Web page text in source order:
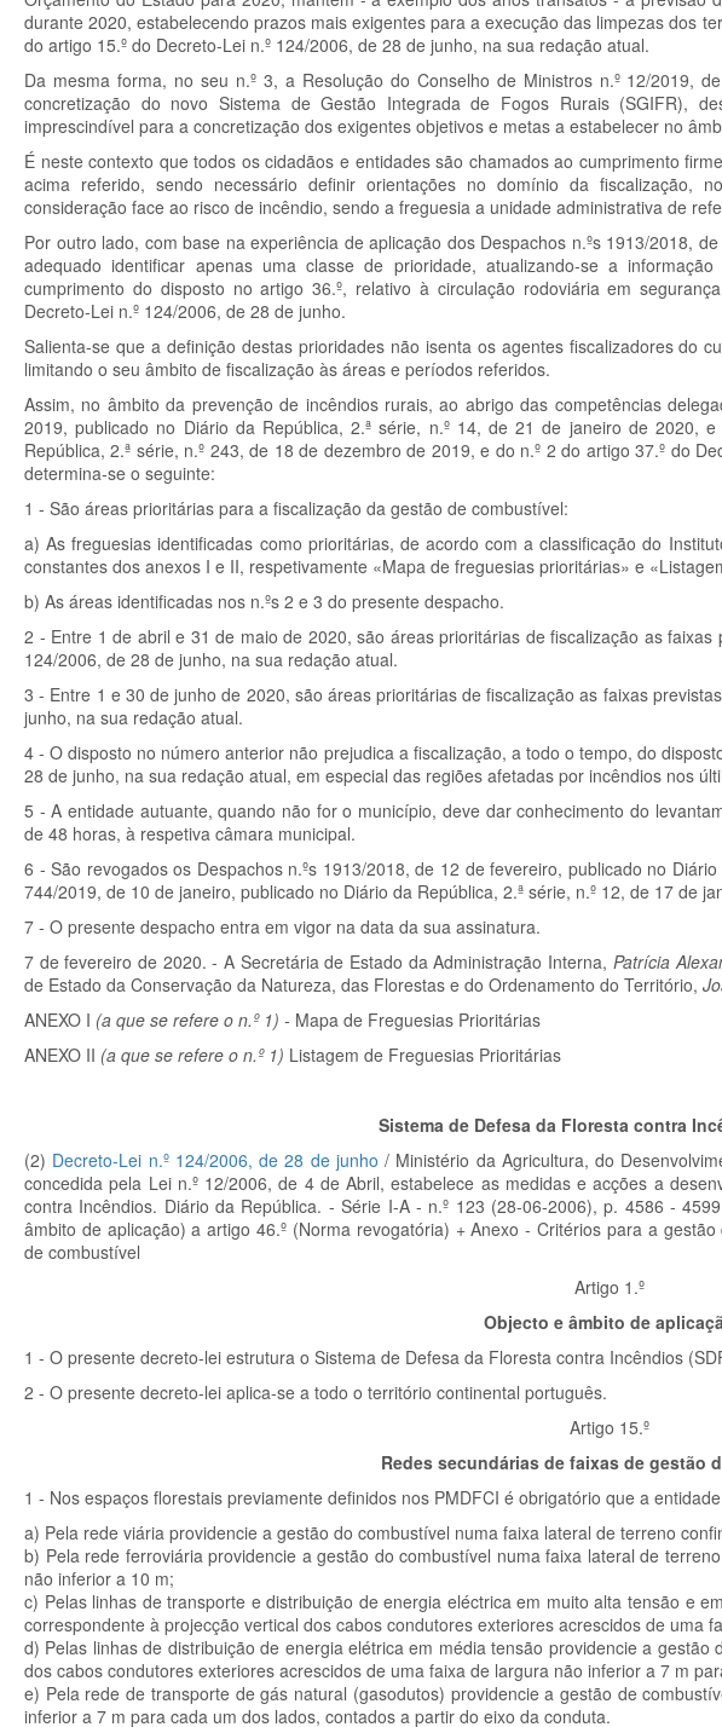
durante 2020, estabelecendo prazos mais exigentes para a execução das limpezas dos
do artigo 15.º do Decreto-Lei n.º 124/2006, de 28 de junho, na sua redação atual.
Da mesma forma, no seu n.º 3, a Resolução do Conselho de Ministros n.º 12/2019,
concretização do novo Sistema de Gestão Integrada de Fogos Rurais (SGIFR),
imprescindível para a concretização dos exigentes objetivos e metas a estabelecer no
É neste contexto que todos os cidadãos e entidades são chamados ao cumprimento
acima referido, sendo necessário definir orientações no domínio da fiscalização,
consideração face ao risco de incêndio, sendo a freguesia a unidade administrativa de
Por outro lado, com base na experiência de aplicação dos Despachos n.ºs 1913/2018,
adequado identificar apenas uma classe de prioridade, atualizando-se a
cumprimento do disposto no artigo 36.º, relativo à circulação rodoviária em
Decreto-Lei n.º 124/2006, de 28 de junho.
Salienta-se que a definição destas prioridades não isenta os agentes fiscalizadores do
limitando o seu âmbito de fiscalização às áreas e períodos referidos.
Assim, no âmbito da prevenção de incêndios rurais, ao abrigo das competências
2019, publicado no Diário da República, 2.ª série, n.º 14, de 21 de janeiro de 2020,
República, 2.ª série, n.º 243, de 18 de dezembro de 2019, e do n.º 2 do artigo 37.º do
determina-se o seguinte:
1 - São áreas prioritárias para a fiscalização da gestão de combustível:
a) As freguesias identificadas como prioritárias, de acordo com a classificação do
constantes dos anexos I e II, respetivamente «Mapa de freguesias prioritárias» e
b) As áreas identificadas nos n.ºs 2 e 3 do presente despacho.
2 - Entre 1 de abril e 31 de maio de 2020, são áreas prioritárias de fiscalização as
124/2006, de 28 de junho, na sua redação atual.
3 - Entre 1 e 30 de junho de 2020, são áreas prioritárias de fiscalização as faixas
junho, na sua redação atual.
4 - O disposto no número anterior não prejudica a fiscalização, a todo o tempo, do
28 de junho, na sua redação atual, em especial das regiões afetadas por incêndios nos
5 - A entidade autuante, quando não for o município, deve dar conhecimento do
de 48 horas, à respetiva câmara municipal.
6 - São revogados os Despachos n.ºs 1913/2018, de 12 de fevereiro, publicado no
744/2019, de 10 de janeiro, publicado no Diário da República, 2.ª série, n.º 12, de 17 de
7 - O presente despacho entra em vigor na data da sua assinatura.
7 de fevereiro de 2020. - A Secretária de Estado da Administração Interna, Patrícia
de Estado da Conservação da Natureza, das Florestas e do Ordenamento do Território,
ANEXO I (a que se refere o n.º 1) - Mapa de Freguesias Prioritárias
ANEXO II (a que se refere o n.º 1) Listagem de Freguesias Prioritárias
Sistema de Defesa da Floresta contra
(2) Decreto-Lei n.º 124/2006, de 28 de junho / Ministério da Agricultura, do
concedida pela Lei n.º 12/2006, de 4 de Abril, estabelece as medidas e acções a
contra Incêndios. Diário da República. - Série I-A - n.º 123 (28-06-2006), p. 4586 -
âmbito de aplicação) a artigo 46.º (Norma revogatória) + Anexo - Critérios para a
de combustível
Artigo 1.º
Objecto e âmbito de
1 - O presente decreto-lei estrutura o Sistema de Defesa da Floresta contra Incêndios
2 - O presente decreto-lei aplica-se a todo o território continental português.
Artigo 15.º
Redes secundárias de faixas de gestão
1 - Nos espaços florestais previamente definidos nos PMDFCI é obrigatório que a
a) Pela rede viária providencie a gestão do combustível numa faixa lateral de terreno
b) Pela rede ferroviária providencie a gestão do combustível numa faixa lateral de
não inferior a 10 m;
c) Pelas linhas de transporte e distribuição de energia eléctrica em muito alta tensão e
correspondente à projecção vertical dos cabos condutores exteriores acrescidos de uma
d) Pelas linhas de distribuição de energia elétrica em média tensão providencie a
dos cabos condutores exteriores acrescidos de uma faixa de largura não inferior a 7 m
e) Pela rede de transporte de gás natural (gasodutos) providencie a gestão de
inferior a 7 m para cada um dos lados, contados a partir do eixo da conduta.